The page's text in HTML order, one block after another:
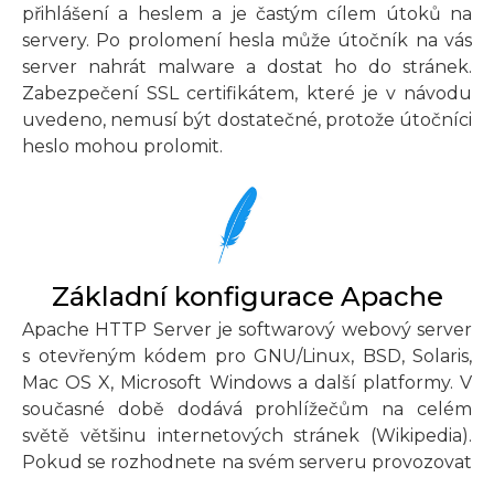
přihlášení a heslem a je častým cílem útoků na
servery. Po prolomení hesla může útočník na vás
server nahrát malware a dostat ho do stránek.
Zabezpečení SSL certifikátem, které je v návodu
uvedeno, nemusí být dostatečné, protože útočníci
heslo mohou prolomit.
Základní konfigurace Apache
Apache HTTP Server je softwarový webový server
s otevřeným kódem pro GNU/Linux, BSD, Solaris,
Mac OS X, Microsoft Windows a další platformy. V
současné době dodává prohlížečům na celém
světě většinu internetových stránek (Wikipedia).
Pokud se rozhodnete na svém serveru provozovat